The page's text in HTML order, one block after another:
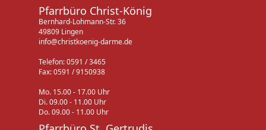
Pfarrbüro Christ-König
Bernhard-Lohmann-Str. 36
49809 Lingen
info@christkoenig-darme.de
Telefon: 0591 / 3465
Fax: 0591 / 9150938
Mo. 15.00 - 17.00 Uhr
Di. 09.00 - 11.00 Uhr
Do. 09.00 - 11.00 Uhr